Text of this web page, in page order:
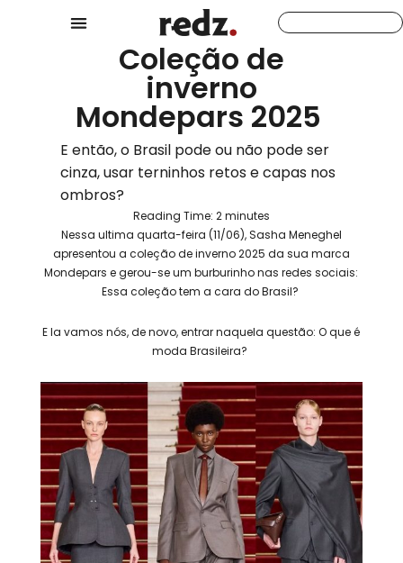
Coleção de
inverno
Mondepars 2025
E então, o Brasil pode ou não pode ser
cinza, usar terninhos retos e capas nos
ombros?
Reading Time: 2minutes
Nessa ultima quarta-feira (11/06), Sasha Meneghel
apresentou a coleção de inverno 2025 da sua marca
Mondepars e gerou-se um burburinho nas redes sociais:
Essa coleção tem a cara do Brasil?
E la vamos nós, de novo, entrar naquela questão: O que é
moda Brasileira?